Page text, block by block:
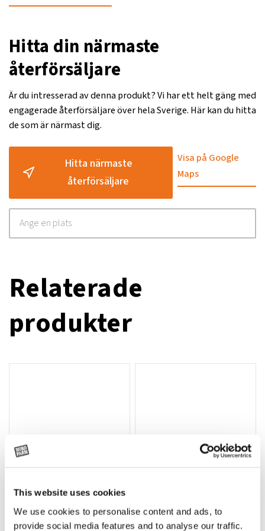
This website uses cookies
We use cookies to personalise content and ads, to
provide social media features and to analyse our traffic.
Hitta din närmaste
återförsäljare
Är du intresserad av denna produkt? Vi har ett helt gäng med
engagerade återförsäljare över hela Sverige. Här kan du hitta
de som är närmast dig.
Hitta närmaste
återförsäljare
Visa på Google
Maps
Relaterade
produkter
Lägg till i varukorg
Rotor, komplett med slagor Grön truckknapp